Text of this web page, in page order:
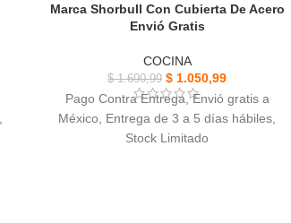
Marca Shorbull Con Cubierta De Acero
Envió Gratis
COCINA
$1.690,99 $ 1.050,99
Pago Contra Entrega, Envió gratis a
México, Entrega de 3 a 5 días hábiles,
Stock Limitado